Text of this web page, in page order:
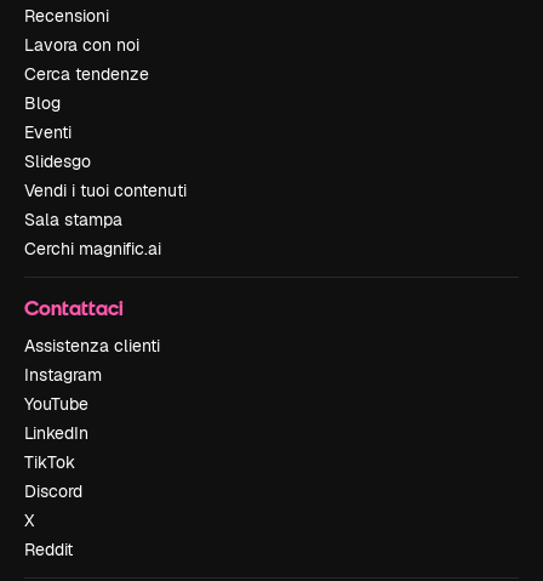
Recensioni
Lavora con noi
Cerca tendenze
Blog
Eventi
Slidesgo
Vendi i tuoi contenuti
Sala stampa
Cerchi magnific.ai
Contattaci
Assistenza clienti
Instagram
YouTube
LinkedIn
TikTok
Discord
X
Reddit